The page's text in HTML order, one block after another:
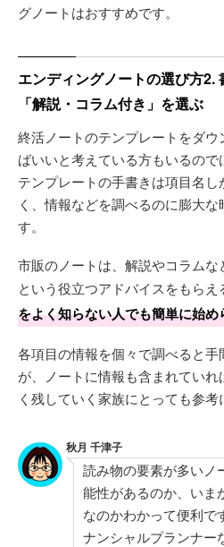
グノートはおすすめです。
エンディングノートの選び方2.
「解説・コラム付き」を選ぶ
終活ノートのテンプレートをダ
ばいいと考えている方もいるの
テンプレートの手書きは項目名
く、情報などを調べるのに膨大
す。
市販のノートは、解説やコラムな
という役立つアドバイスをもらえ
をよく知らない人でも簡単に始め
各項目の情報を個々で調べると
が、ノートに情報も含まれてい
く残していく家族にとっても参考
秋月 千津子
読み物の要素が多いノ
能性があるのか、いま
なのかわかって便利で
ナンシャルプランナー